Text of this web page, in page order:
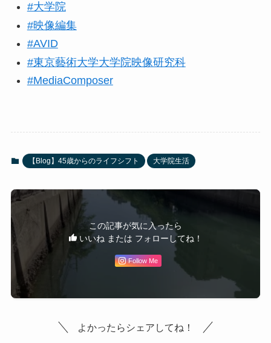
#大学院
#映像編集
#AVID
#東京藝術大学大学院映像研究科
#MediaComposer
【Blog】45歳からのライフシフト 大学院生活
この記事が気に入ったら
いいね または フォローしてね！
Follow Me
よかったらシェアしてね！